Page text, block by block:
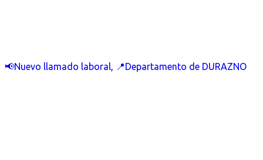
📢Nuevo llamado laboral, 📍Departamento de DURAZNO